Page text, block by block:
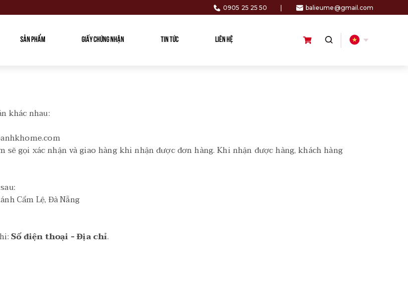
0905 25 25 50 balieume@gmail.com
SẢN PHẨM GIẤY CHỨNG NHẬN TIN TỨC LIÊN HỆ
khác nhau:
sẽ gọi xác nhận và giao hàng khi nhận được đơn hàng. Khi nhận được hàng, khách hàng
Cẩm Lệ, Đà Nẵng
Số điện thoại - Địa chỉ.